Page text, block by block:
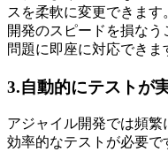
スを柔軟に変更できます
開発のスピードを損な
問題に即座に対応できま
3.自動的にテストが
アジャイル開発では頻繁
効率的なテストが必要で